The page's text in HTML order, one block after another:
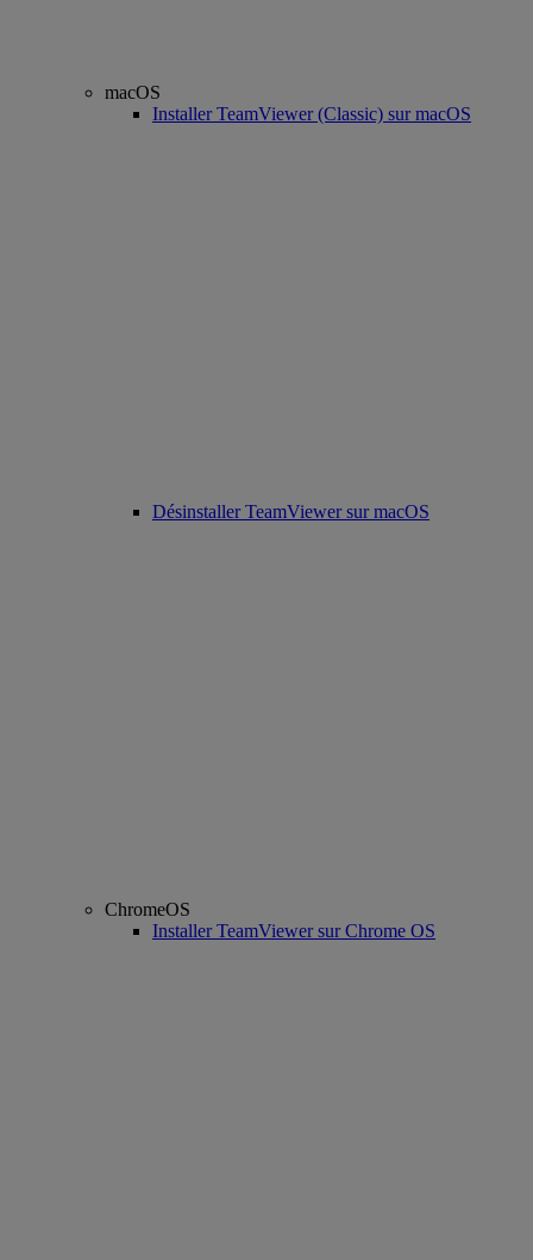
macOS
Installer TeamViewer (Classic) sur macOS
Désinstaller TeamViewer sur macOS
ChromeOS
Installer TeamViewer sur Chrome OS